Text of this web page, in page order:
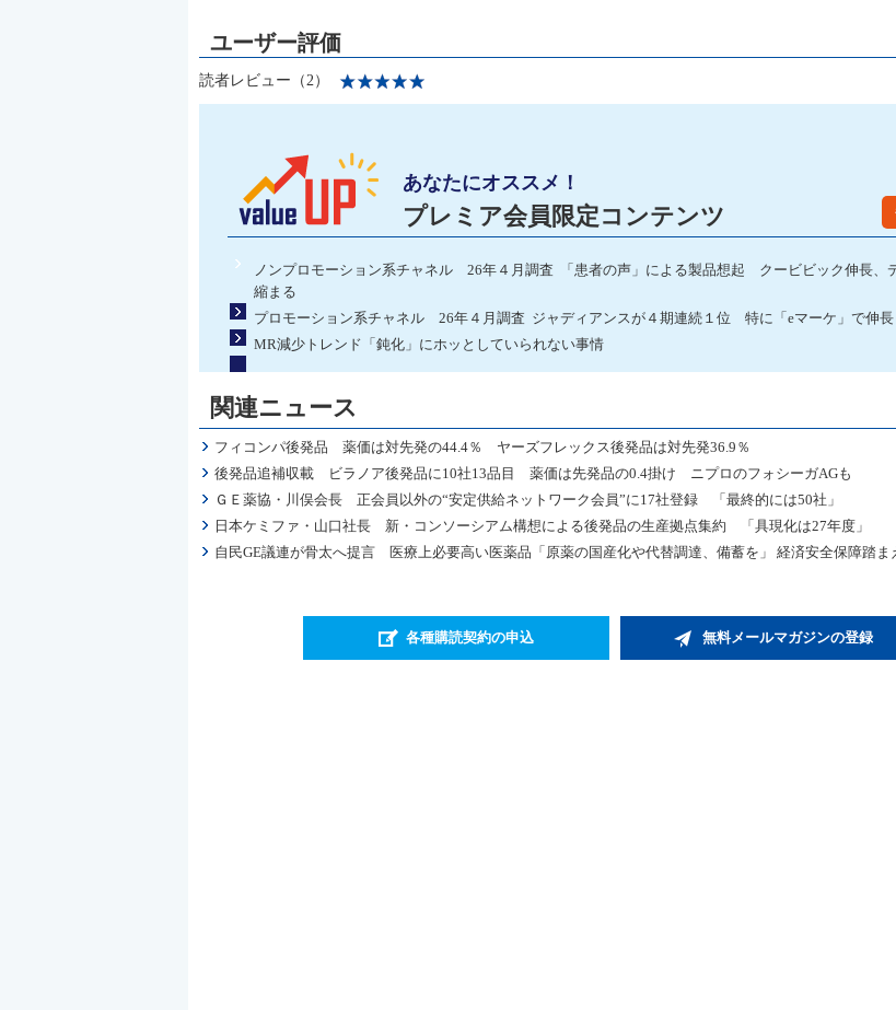
読者レビュー（2）
あなたにオススメ！
プレミア会員限定コンテンツ
ノンプロモーション系チャネル 26年４月調査 「患者の声」による製品想起 クービビック伸長、
縮まる
プロモーション系チャネル 26年４月調査 ジャディアンスが４期連続１位 特に「eマーケ」で伸長
MR減少トレンド「鈍化」にホッとしていられない事情
関連ニュース
フィコンパ後発品 薬価は対先発の44.4％ ヤーズフレックス後発品は対先発36.9％
後発品追補収載 ビラノア後発品に10社13品目 薬価は先発品の0.4掛け ニプロのフォシーガAGも
ＧＥ薬協・川俣会長 正会員以外の“安定供給ネットワーク会員”に17社登録 「最終的には50社」
日本ケミファ・山口社長 新・コンソーシアム構想による後発品の生産拠点集約 「具現化は27年度」
自民GE議連が骨太へ提言 医療上必要高い医薬品「原薬の国産化や代替調達、備蓄を」 経済安全保障踏ま
各種購読契約の申込 無料メールマガジンの登録